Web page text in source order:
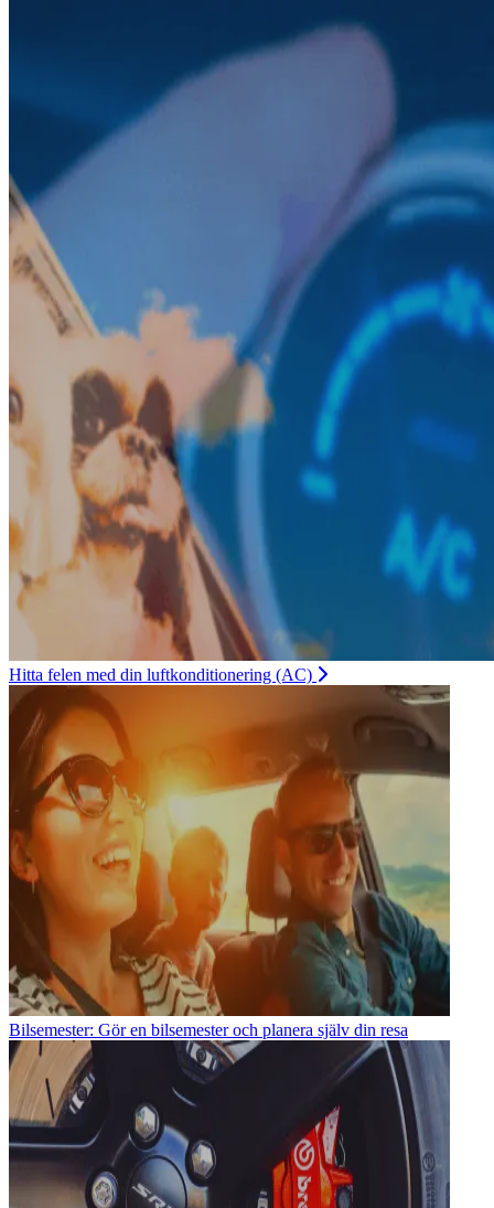
Hitta felen med din luftkonditionering (AC)
Bilsemester: Gör en bilsemester och planera själv din resa